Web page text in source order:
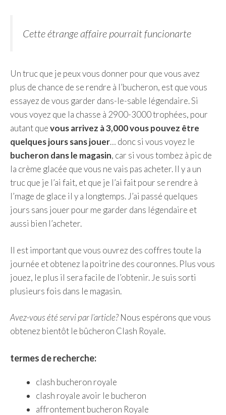
Cette étrange affaire pourrait funcionarte
Un truc que je peux vous donner pour que vous avez
plus de chance de se rendre à l’bucheron, est que vous
essayez de vous garder dans-le-sable légendaire. Si
vous voyez que la chasse à 2900-3000 trophées, pour
autant quevous arrivez à 3,000 vous pouvez être
quelques jours sans jouer… donc si vous voyez le
bucheron dans le magasin, car si vous tombez à pic de
la crème glacée que vous ne vais pas acheter. Il y a un
truc que je l’ai fait, et que je l’ai fait pour se rendre à
l’mage de glace il y a longtemps. J’ai passé quelques
jours sans jouer pour me garder dans légendaire et
aussi bien l’acheter.
Il est important que vous ouvrez des coffres toute la
journée et obtenez la poitrine des couronnes. Plus vous
jouez, le plus il sera facile de l’obtenir. Je suis sorti
plusieurs fois dans le magasin.
Avez-vous été servi par l’article?Nous espérons que vous
obtenez bientôt le bûcheron Clash Royale.
termes de recherche:
clash bucheron royale
clash royale avoir le bucheron
affrontement bucheron Royale